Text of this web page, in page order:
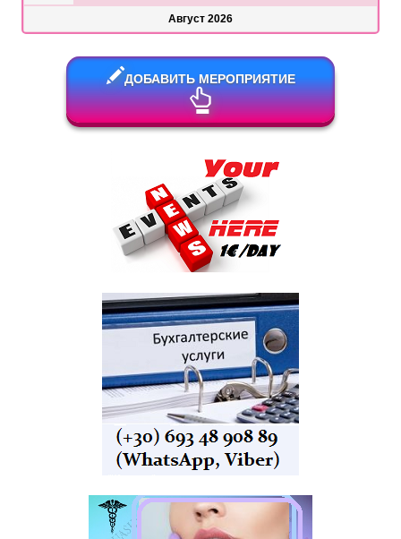
Август 2026
ДОБАВИТЬ МЕРОПРИЯТИЕ